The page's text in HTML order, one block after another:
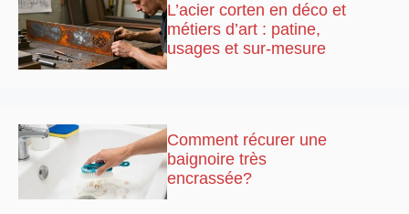
L’acier corten en déco et
métiers d’art : patine,
usages et sur-mesure
Comment récurer une
baignoire très
encrassée?